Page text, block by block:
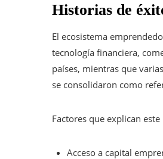
Historias de
El ecosistema
tecnología financiera,
países, mientras que
se consolidaron como
Factores que explican
Acceso a capital